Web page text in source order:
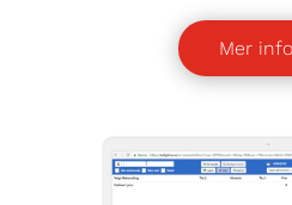
Mer info